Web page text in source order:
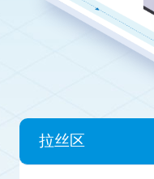
拉丝区